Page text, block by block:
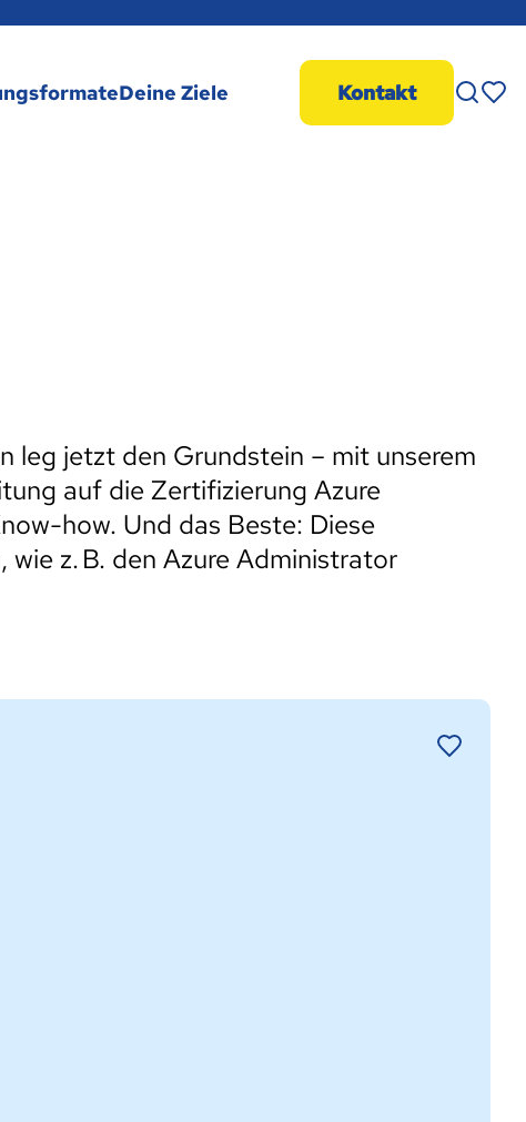
Deine Ziele Kontakt
leg jetzt den Grundstein – mit unserem
auf die Zertifizierung Azure
how. Und das Beste: Diese
z. B. den Azure Administrator